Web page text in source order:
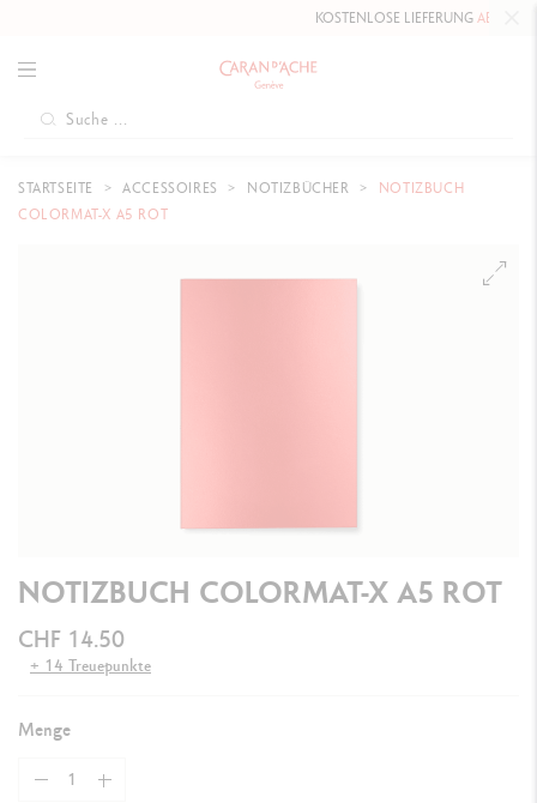
KOSTENLOSE LIEFERUNGAB 80 CHF
STARTSEITE ACCESSOIRES NOTIZBÜCHER
NOTIZBUCH
COLORMAT-X A5 ROT
NOTIZBUCH COLORMAT-X A5 ROT
CHF 14.50
+ 14 Treuepunkte
Menge